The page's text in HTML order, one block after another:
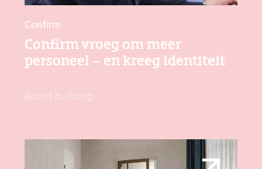
Confirm
Confirm vroeg om meer
personeel – en kreeg identiteit